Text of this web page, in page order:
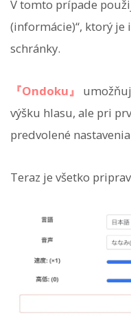
V tomto prípade
(informácie)“, ktorý je
schránky.
『Ondoku』
výšku hlasu, ale pri
predvolené
Teraz je všetko